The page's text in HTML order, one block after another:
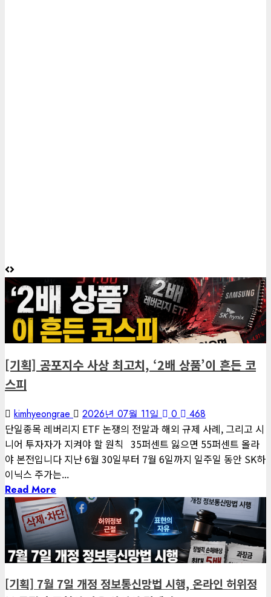
6 minutes read
게재된 글
편집장 칼럼
[기획] 공포지수 사상 최고치, ‘2배 상품’이 흔든 코
스피
kimhyeongrae 2026년 07월 11일 0 468
단일종목 레버리지 ETF 논쟁의 전말과 해외 규제 사례, 그리고 시
니어 투자자가 지켜야 할 원칙 35퍼센트 잃으면 55퍼센트 올라
야 본전입니다 지난 6월 30일부터 7월 6일까지 일주일 동안 SK하
이닉스 주가는...
Read More
3 minutes read
게재된 글
글로벌 트렌드
[기획] 7월 7일 개정 정보통신망법 시행, 온라인 허위정